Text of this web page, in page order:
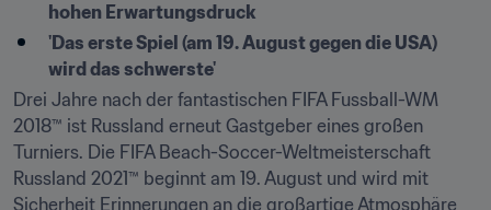
hohen Erwartungsdruck
'Das erste Spiel (am 19. August gegen die USA)
wird das schwerste'
Drei Jahre nach der fantastischen FIFA Fussball-WM
2018™ ist Russland erneut Gastgeber eines großen
Turniers. Die FIFA Beach-Soccer-Weltmeisterschaft
Russland 2021™ beginnt am 19. August und wird mit
Sicherheit Erinnerungen an die großartige Atmosphäre